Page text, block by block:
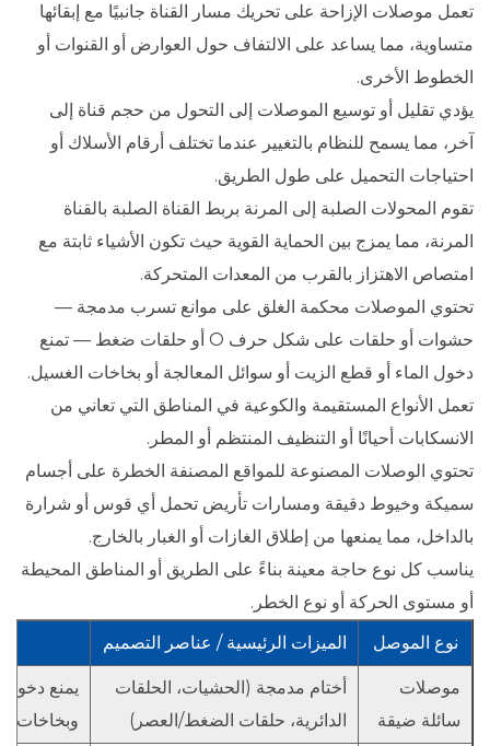
تعمل موصلات الإزاحة على تحريك مسار القناة جانبيًا مع إبقائها
متساوية، مما يساعد على الالتفاف حول العوارض أو القنوات أو
الخطوط الأخرى.
يؤدي تقليل أو توسيع الموصلات إلى التحول من حجم قناة إلى
آخر، مما يسمح للنظام بالتغيير عندما تختلف أرقام الأسلاك أو
احتياجات التحميل على طول الطريق.
تقوم المحولات الصلبة إلى المرنة بربط القناة الصلبة بالقناة
المرنة، مما يمزج بين الحماية القوية حيث تكون الأشياء ثابتة مع
امتصاص الاهتزاز بالقرب من المعدات المتحركة.
تحتوي الموصلات محكمة الغلق على موانع تسرب مدمجة —
حشوات أو حلقات على شكل حرف O أو حلقات ضغط — تمنع
دخول الماء أو قطع الزيت أو سوائل المعالجة أو بخاخات الغسيل.
تعمل الأنواع المستقيمة والكوعية في المناطق التي تعاني من
الانسكابات أحيانًا أو التنظيف المنتظم أو المطر.
تحتوي الوصلات المصنوعة للمواقع المصنفة الخطرة على أجسام
سميكة وخيوط دقيقة ومسارات تأريض تحمل أي قوس أو شرارة
بالداخل، مما يمنعها من إطلاق الغازات أو الغبار بالخارج.
يناسب كل نوع حاجة معينة بناءً على الطريق أو المناطق المحيطة
أو مستوى الحركة أو نوع الخطر.
نوع الموصل
الميزات الرئيسية / عناصر التصميم
موصلات
سائلة ضيقة
أختام مدمجة (الحشيات، الحلقات
الدائرية، حلقات الضغط/العصر)
يمنع دخول
وبخاخات